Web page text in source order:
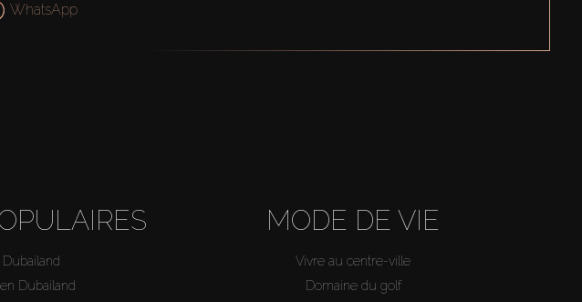
WhatsApp
Dubailand
MODE DE VIE
Vivre au centre-ville
Domaine du golf